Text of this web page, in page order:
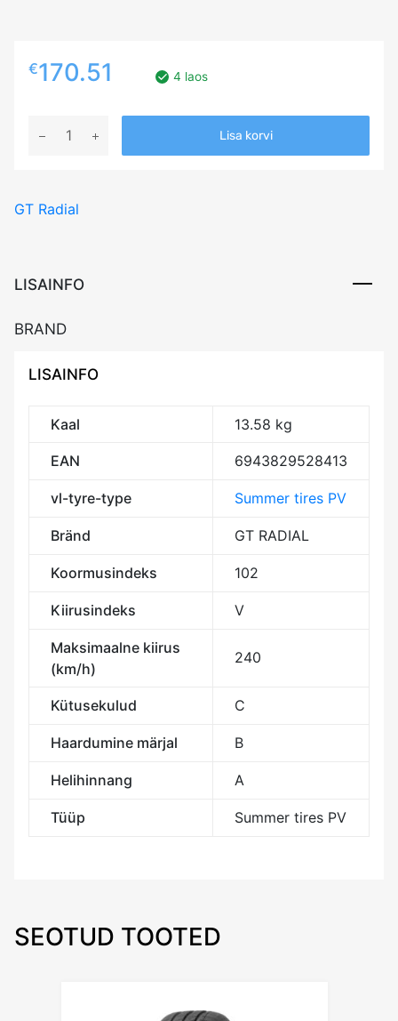
€170.51 4 laos
GT
102V
CBA68
kogus
Lisa korvi
GT Radial
LISAINFO
BRAND
LISAINFO
Kaal 13.58 kg
EAN 6943829528413
vl-tyre-type Summer tires PV
Bränd GT RADIAL
Koormusindeks 102
Kiirusindeks V
Maksimaalne kiirus
(km/h)
240
Kütusekulud C
Haardumine märjal B
Helihinnang A
Tüüp Summer tires PV
SEOTUD TOOTED